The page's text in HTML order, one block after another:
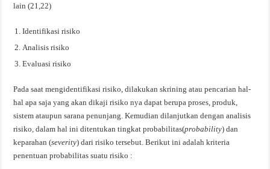
lain (21,22)
Identifikasi risiko
Analisis risiko
Evaluasi risiko
Pada saat mengidentifikasi risiko, dilakukan skrining atau pencarian hal-
hal apa saja yang akan dikaji risiko nya dapat berupa proses, produk,
sistem ataupun sarana penunjang. Kemudian dilanjutkan dengan analisis
risiko, dalam hal ini ditentukan tingkat probabilitas(probability) dan
keparahan (severity) dari risiko tersebut. Berikut ini adalah kriteria
penentuan probabilitas suatu risiko :